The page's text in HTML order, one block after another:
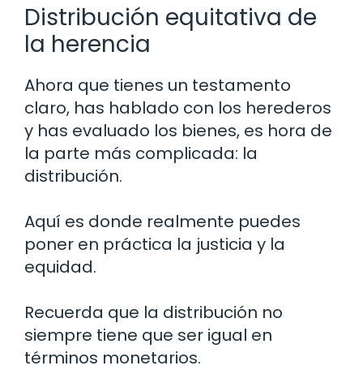
Distribución equitativa de
la herencia
Ahora que tienes un testamento
claro, has hablado con los herederos
y has evaluado los bienes, es hora de
la parte más complicada: la
distribución.
Aquí es donde realmente puedes
poner en práctica la justicia y la
equidad.
Recuerda que la distribución no
siempre tiene que ser igual en
términos monetarios.